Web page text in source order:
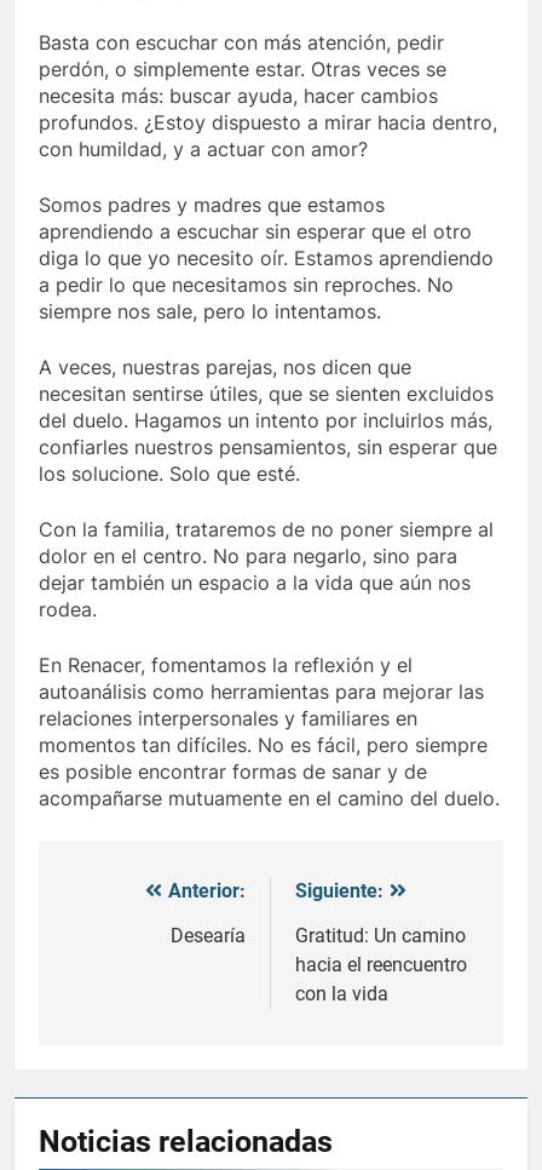
Basta con escuchar con más atención, pedir
perdón, o simplemente estar. Otras veces se
necesita más: buscar ayuda, hacer cambios
profundos. ¿Estoy dispuesto a mirar hacia dentro,
con humildad, y a actuar con amor?
Somos padres y madres que estamos
aprendiendo a escuchar sin esperar que el otro
diga lo que yo necesito oír. Estamos aprendiendo
a pedir lo que necesitamos sin reproches. No
siempre nos sale, pero lo intentamos.
A veces, nuestras parejas, nos dicen que
necesitan sentirse útiles, que se sienten excluidos
del duelo. Hagamos un intento por incluirlos más,
confiarles nuestros pensamientos, sin esperar que
los solucione. Solo que esté.
Con la familia, trataremos de no poner siempre al
dolor en el centro. No para negarlo, sino para
dejar también un espacio a la vida que aún nos
rodea.
En Renacer, fomentamos la reflexión y el
autoanálisis como herramientas para mejorar las
relaciones interpersonales y familiares en
momentos tan difíciles. No es fácil, pero siempre
es posible encontrar formas de sanar y de
acompañarse mutuamente en el camino del duelo.
Navegación
Anterior:
Desearía
Siguiente:
Gratitud: Un camino
hacia el reencuentro
con la vida
Noticias relacionadas